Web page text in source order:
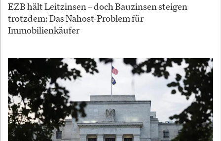
EZB hält Leitzinsen – doch Bauzinsen steigen
trotzdem: Das Nahost-Problem für
Immobilienkäufer